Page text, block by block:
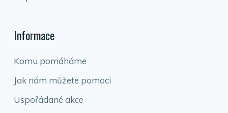
Informace
Komu pomáháme
Jak nám můžete pomoci
Uspořádané akce